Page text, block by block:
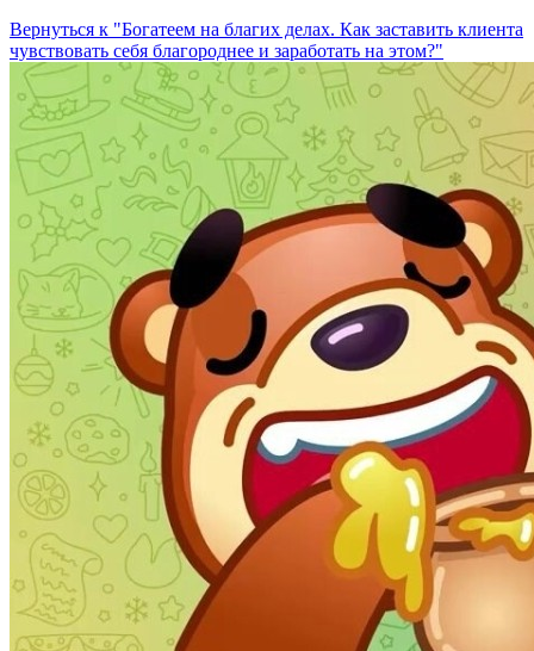
Вернуться к "Богатеем на благих делах. Как заставить клиента
чувствовать себя благороднее и заработать на этом?"